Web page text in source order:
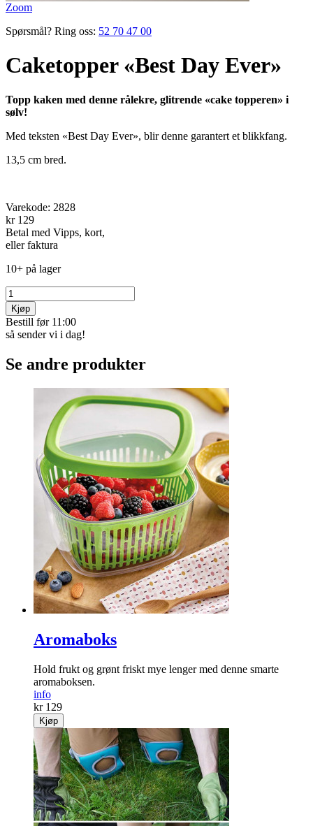
Zoom
Spørsmål? Ring oss: 52 70 47 00
Caketopper «Best Day Ever»
Topp kaken med denne rålekre, glitrende «cake topperen» i
sølv!
Med teksten «Best Day Ever», blir denne garantert et blikkfang.
13,5 cm bred.
Varekode: 2828
kr 129
Betal med Vipps, kort,
eller faktura
10+ på lager
Kjøp
Bestill før 11:00
så sender vi i dag!
Se andre produkter
Aromaboks
Hold frukt og grønt friskt mye lenger med denne smarte
aromaboksen.
info
kr 129
Kjøp